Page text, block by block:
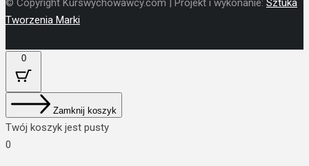
© Copyright Kurswychowawcy.com | Projekt i wykonanie: Sztuka
Tworzenia Marki
0
Zamknij koszyk
Twój koszyk jest pusty
0